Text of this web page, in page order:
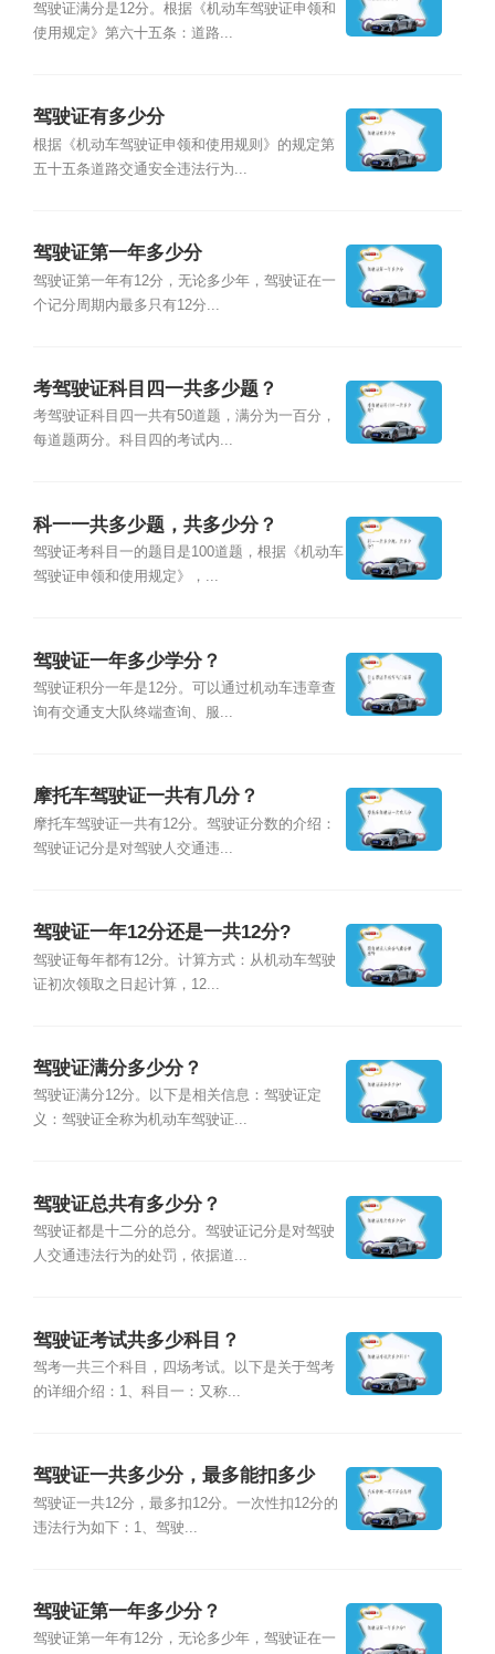
驾驶证满分是12分。根据《机动车驾驶证申领和
使用规定》第六十五条：道路...
驾驶证有多少分
根据《机动车驾驶证申领和使用规则》的规定第
五十五条道路交通安全违法行为...
驾驶证第一年多少分
驾驶证第一年有12分，无论多少年，驾驶证在一
个记分周期内最多只有12分...
考驾驶证科目四一共多少题？
考驾驶证科目四一共有50道题，满分为一百分，
每道题两分。科目四的考试内...
科一一共多少题，共多少分？
驾驶证考科目一的题目是100道题，根据《机动车
驾驶证申领和使用规定》，...
驾驶证一年多少学分？
驾驶证积分一年是12分。可以通过机动车违章查
询有交通支大队终端查询、服...
摩托车驾驶证一共有几分？
摩托车驾驶证一共有12分。驾驶证分数的介绍：
驾驶证记分是对驾驶人交通违...
驾驶证一年12分还是一共12分?
驾驶证每年都有12分。计算方式：从机动车驾驶
证初次领取之日起计算，12...
驾驶证满分多少分？
驾驶证满分12分。以下是相关信息：驾驶证定
义：驾驶证全称为机动车驾驶证...
驾驶证总共有多少分？
驾驶证都是十二分的总分。驾驶证记分是对驾驶
人交通违法行为的处罚，依据道...
驾驶证考试共多少科目？
驾考一共三个科目，四场考试。以下是关于驾考
的详细介绍：1、科目一：又称...
驾驶证一共多少分，最多能扣多少
分？
驾驶证一共12分，最多扣12分。一次性扣12分的
违法行为如下：1、驾驶...
驾驶证第一年多少分？
驾驶证第一年有12分，无论多少年，驾驶证在一